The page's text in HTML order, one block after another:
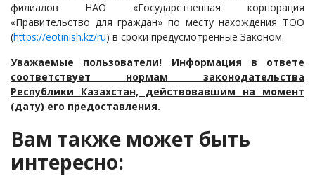
филиалов НАО «Государственная корпорация
«Правительство для граждан» по месту нахождения ТОО
(https://eotinish.kz/ru) в сроки предусмотренные Законом.
Уважаемые пользователи! Информация в ответе
соответствует нормам законодательства
Республики Казахстан, действовавшим на момент
(дату) его предоставления.
Вам также может быть
интересно: